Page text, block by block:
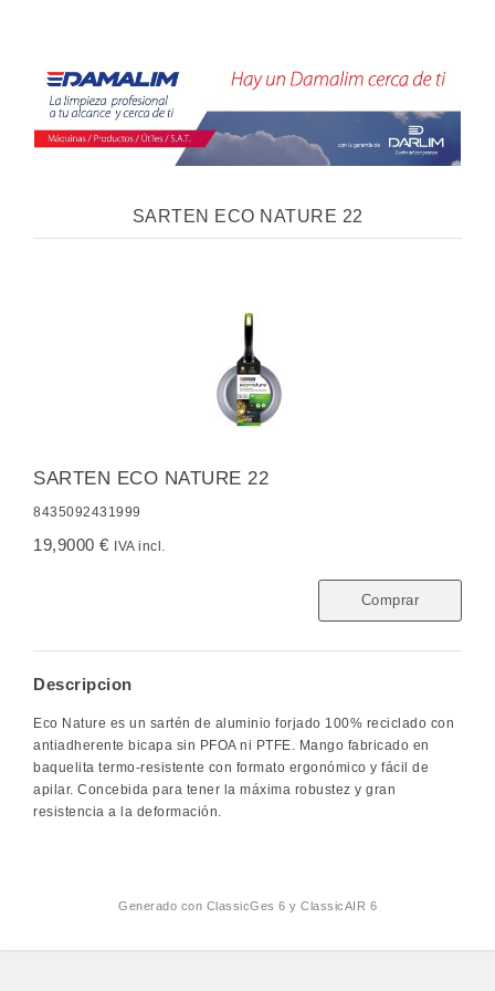
SARTEN ECO NATURE 22
SARTEN ECO NATURE 22
8435092431999
19,9000 € IVA incl.
Comprar
Descripcion
Eco Nature es un sartén de aluminio forjado 100% reciclado con
antiadherente bicapa sin PFOA ni PTFE. Mango fabricado en
baquelita termo-resistente con formato ergonómico y fácil de
apilar. Concebida para tener la máxima robustez y gran
resistencia a la deformación.
Generado con ClassicGes 6 y ClassicAIR 6